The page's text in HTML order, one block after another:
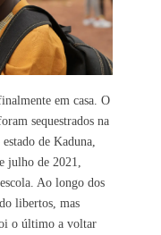
em casa. O
sequestrados na
de Kaduna,
julho de 2021,
Ao longo dos
libertos, mas
o último a voltar